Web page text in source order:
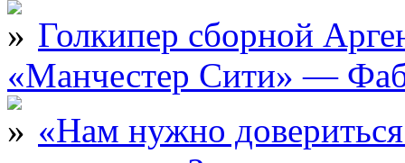
Голкипер сборной
«Манчестер Сити» —
«Нам нужно